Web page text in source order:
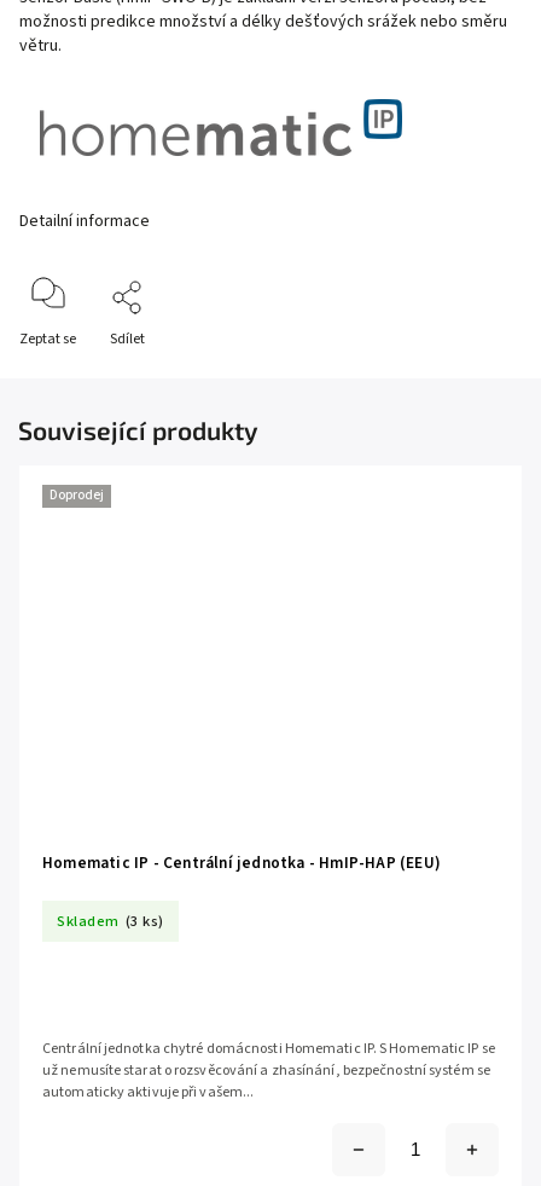
možnosti predikce množství a délky dešťových srážek nebo směru
větru.
Detailní informace
Zeptat se Sdílet
Související produkty
Doprodej
Homematic IP - Centrální jednotka - HmIP-HAP (EEU)
Skladem (3 ks)
Centrální jednotka chytré domácnosti Homematic IP. S Homematic IP se
už nemusíte starat o rozsvěcování a zhasínání, bezpečnostní systém se
automaticky aktivuje při vašem...